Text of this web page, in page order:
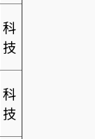
科
技
科
技